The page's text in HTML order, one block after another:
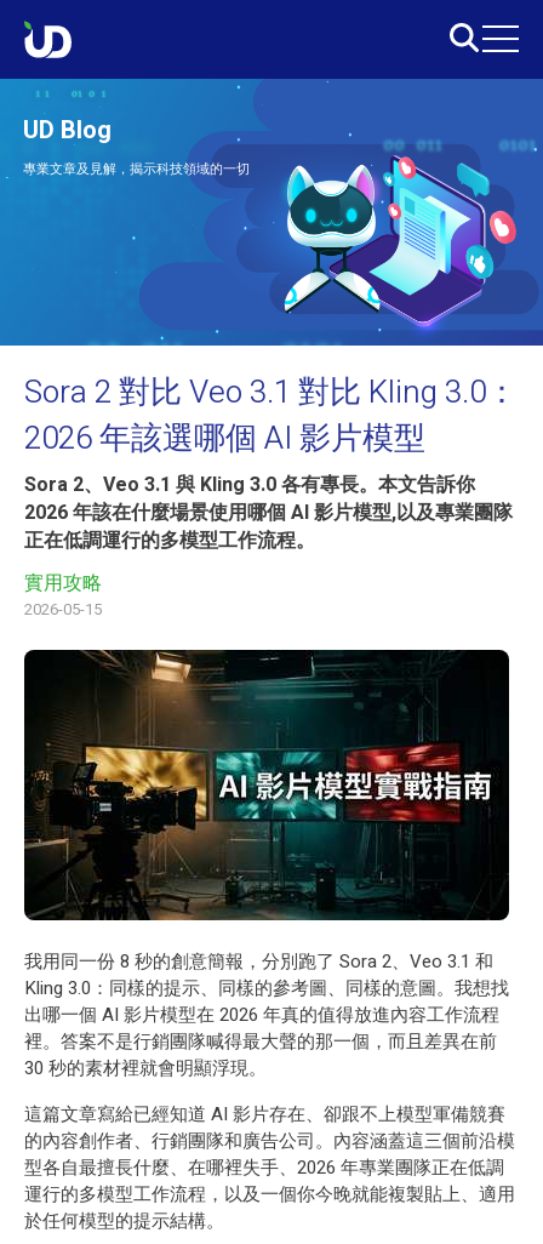
UD Blog
專業文章及見解，揭示科技領域的一切
Sora 2 對比 Veo 3.1 對比 Kling 3.0：
2026 年該選哪個 AI 影片模型
Sora 2、Veo 3.1 與 Kling 3.0 各有專長。本文告訴你
2026 年該在什麼場景使用哪個 AI 影片模型,以及專業團隊
正在低調運行的多模型工作流程。
實用攻略
2026-05-15
我用同一份 8 秒的創意簡報，分別跑了 Sora 2、Veo 3.1 和
Kling 3.0：同樣的提示、同樣的參考圖、同樣的意圖。我想找
出哪一個 AI 影片模型在 2026 年真的值得放進內容工作流程
裡。答案不是行銷團隊喊得最大聲的那一個，而且差異在前
30 秒的素材裡就會明顯浮現。
這篇文章寫給已經知道 AI 影片存在、卻跟不上模型軍備競賽
的內容創作者、行銷團隊和廣告公司。內容涵蓋這三個前沿模
型各自最擅長什麼、在哪裡失手、2026 年專業團隊正在低調
運行的多模型工作流程，以及一個你今晚就能複製貼上、適用
於任何模型的提示結構。